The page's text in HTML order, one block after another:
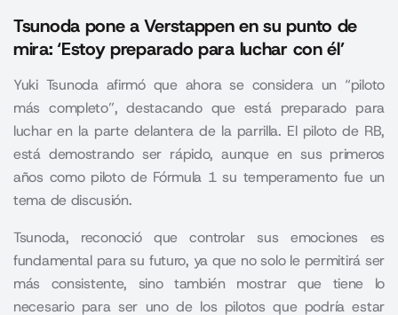
Tsunoda pone a Verstappen en su punto de
mira: ‘Estoy preparado para luchar con él’
Yuki Tsunoda afirmó que ahora se considera un “piloto
más completo”, destacando que está preparado para
luchar en la parte delantera de la parrilla. El piloto de RB,
está demostrando ser rápido, aunque en sus primeros
años como piloto de Fórmula 1 su temperamento fue un
tema de discusión.
Tsunoda, reconoció que controlar sus emociones es
fundamental para su futuro, ya que no solo le permitirá ser
más consistente, sino también mostrar que tiene lo
necesario para ser uno de los pilotos que podría estar